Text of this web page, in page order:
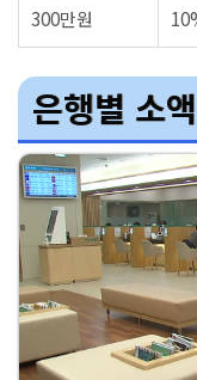
300만원
은행별 소